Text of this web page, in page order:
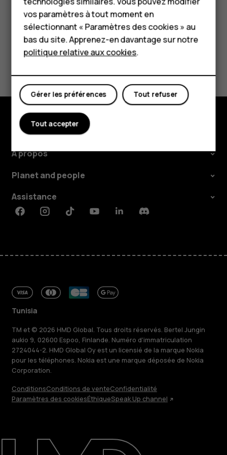
Pour les entreprises
Tablettes
Boutique
Mon compte
Réparer, réutiliser, recycler
Avez-vous trouvé cela utile?
Oui Non
Boutique
À propos
Planet and people
Assistance
FacebookInstagramTiktokYoutubeLinkedinDiscord
Tunisia
TM et © 2026 HMD Global. Tous droits réservés. Bertel Jungin
aukio 9, 02600 Espoo, Finlande. Numéro d'immatriculation
2724044-2. HMD Global Oy est un licensié de la marque Nokia
pour les téléphones. Nokia est une marque déposée de Nokia
Corporation.
ConditionsConditions de venteConfidentialité
Paramètres des cookiesÉthiqueSpeak Up channel
vos paramètres à tout moment en
sélectionnant « Paramètres des cookies » au
bas du site. Apprenez-en davantage sur notre
politique relative aux cookies.
Tout refuser
Gérer les préférences
Tout accepter